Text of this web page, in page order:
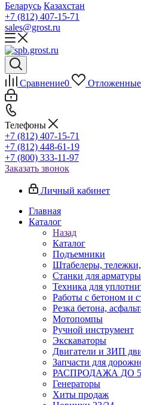
Беларусь Казахстан
+7 (812) 407-15-71
sales@grost.ru
Сравнение0 Отложенные
Телефоны
+7 (812) 407-15-71
+7 (812) 448-61-19
+7 (800) 333-11-97
Заказать звонок
Личный кабинет
Главная
Каталог
Назад
Каталог
Подъемники
Штабелеры,
Станки для арматуры
Техника для
Работы с бетоном и
Резка бетона,
Мотопомпы
Ручной инструмент
Экскаваторы
Двигатели и ЗИП
Запчасти для
РАСПРОДАЖА ДО
Генераторы
Хиты продаж